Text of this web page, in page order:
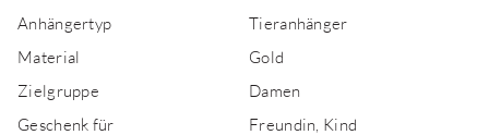
Anhängertyp
Tieranhänger
Material
Gold
Zielgruppe
Damen
Geschenk für
Freundin, Kind